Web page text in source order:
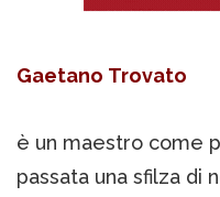
Gaetano Trovato
è un maestro come
passata una sfilza di